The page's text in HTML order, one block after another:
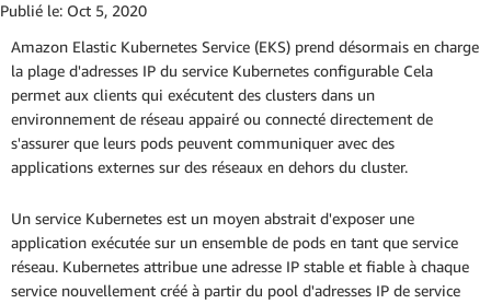
Publié le: Oct 5, 2020
Amazon Elastic Kubernetes Service (EKS) prend désormais en charge
la plage d'adresses IP du service Kubernetes configurable Cela
permet aux clients qui exécutent des clusters dans un
environnement de réseau appairé ou connecté directement de
s'assurer que leurs pods peuvent communiquer avec des
applications externes sur des réseaux en dehors du cluster.
Un service Kubernetes est un moyen abstrait d'exposer une
application exécutée sur un ensemble de pods en tant que service
réseau. Kubernetes attribue une adresse IP stable et fiable à chaque
service nouvellement créé à partir du pool d'adresses IP de service